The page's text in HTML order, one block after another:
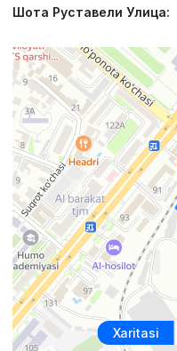
Шота Руставели Улица:
Xaritasi